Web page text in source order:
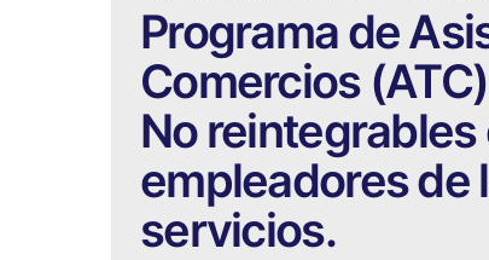
Programa de
Comercios
No
empleadores de
servicios.